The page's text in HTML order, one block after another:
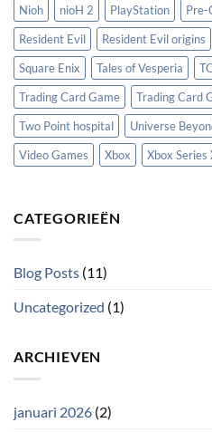
Nioh nioH 2 PlayStation Pre-
Resident Evil
Resident Evil origins
Square Enix
Tales of Vesperia
Trading Card Game
Trading Card
Two Point hospital
Universe
Video Games
Xbox Xbox Series
CATEGORIEËN
Blog Posts (11)
Uncategorized (1)
ARCHIEVEN
januari 2026 (2)